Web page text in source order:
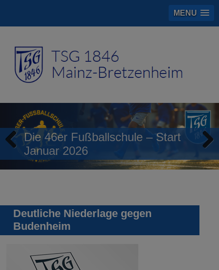
MENU
Die 46er Fußballschule – Start
Januar 2026
Previous
Deutliche Niederlage gegen
Budenheim